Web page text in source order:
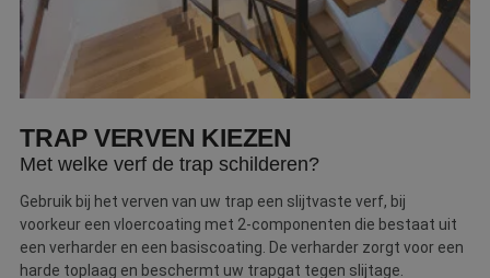
TRAP VERVEN KIEZEN
Met welke verf de trap schilderen?
Gebruik bij het verven van uw trap een slijtvaste verf, bij
voorkeur een vloercoating met 2-componenten die bestaat uit
een verharder en een basiscoating. De verharder zorgt voor een
harde toplaag en beschermt uw trapgat tegen slijtage.